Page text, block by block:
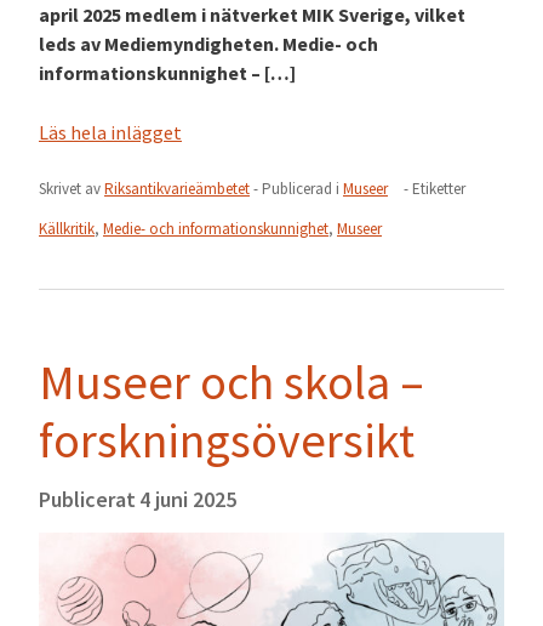
april 2025 medlem i nätverket MIK Sverige, vilket
leds av Mediemyndigheten. Medie- och
informationskunnighet – […]
Läs hela inlägget
Skrivet avRiksantikvarieämbetet- Publicerad i Museer
- Etiketter
Källkritik, Medie- och informationskunnighet, Museer
Museer och skola –
forskningsöversikt
Publicerat 4 juni 2025